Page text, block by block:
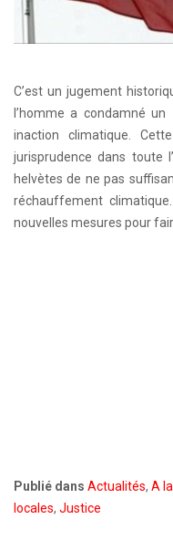
C’est un jugement
l’homme a condamné
inaction climatique.
jurisprudence dans toute
helvètes de ne pas
réchauffement
nouvelles mesures pour
Publié dans Actualités, A
locales, Justice